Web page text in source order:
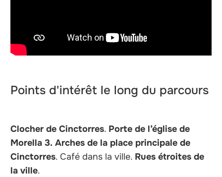
Points d'intérêt le long du parcours
Clocher de Cinctorres. Porte de l’église de
Morella 3. Arches de la place principale de
Cinctorres. Café dans la ville. Rues étroites de
la ville.